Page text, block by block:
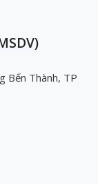
Bến Thành, TP